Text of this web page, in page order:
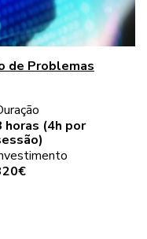
de Problemas
horas (4h por